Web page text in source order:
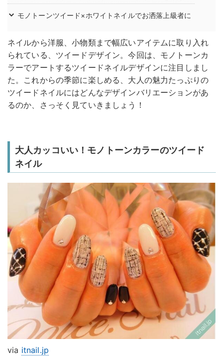
モノトーンツイード×ホワイトネイルでお洒落上級者に
ネイルから洋服、小物類まで幅広いアイテムに取り入れ
られている、ツイードデザイン。今回は、モノトーンカ
ラーでアートするツイードネイルデザインに注目しまし
た。これからの季節に楽しめる、大人の魅力たっぷりの
ツイードネイルにはどんなデザインバリエーションがあ
るのか、さっそく見ていきましょう！
大人カッコいい！モノトーンカラーのツイード
ネイル
via itnail.jp